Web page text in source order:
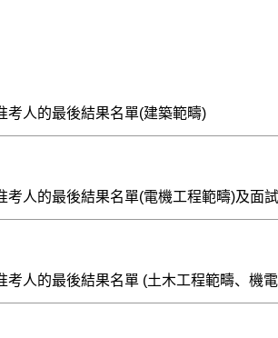
考人的最後結果名單(建築範疇)
考人的最後結果名單(電機工程範疇)及面
考人的最後結果名單 (土木工程範疇、機